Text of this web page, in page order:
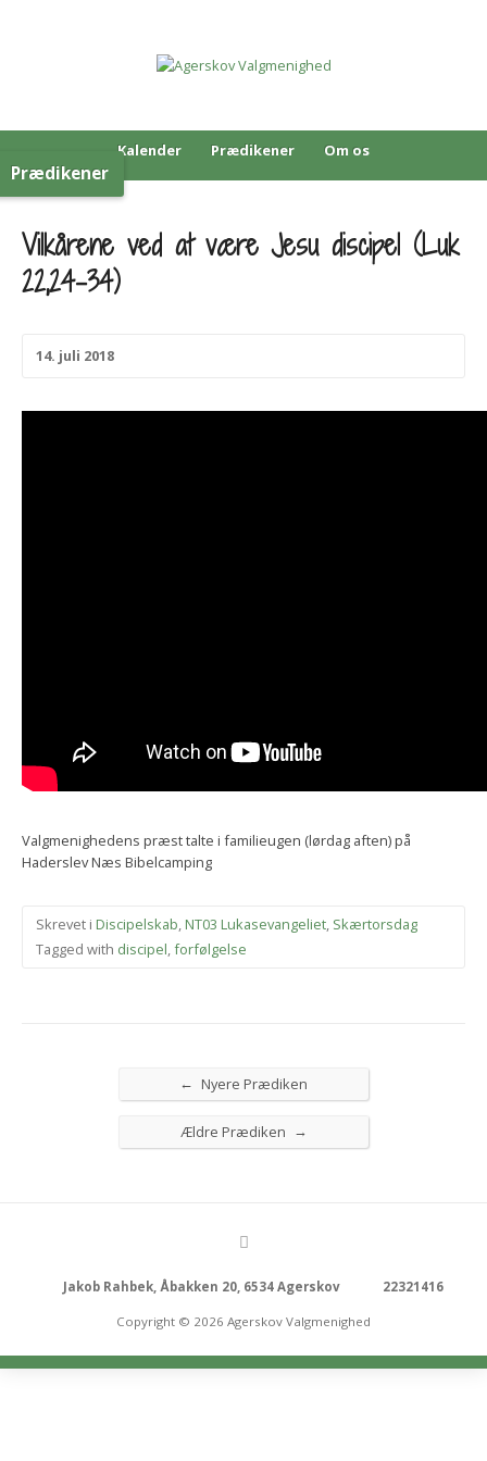
Kalender Prædikener Om os
Prædikener
Vilkårene ved at være Jesu discipel (Luk
22,24-34)
14. juli 2018
Valgmenighedens præst talte i familieugen (lørdag aften) på
Haderslev Næs Bibelcamping
Skrevet i Discipelskab, NT03 Lukasevangeliet, Skærtorsdag
Tagged with discipel,forfølgelse
← Nyere Prædiken
Ældre Prædiken →
Jakob Rahbek, Åbakken 20, 6534 Agerskov 22321416
Copyright © 2026 Agerskov Valgmenighed